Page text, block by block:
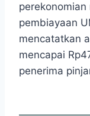
pembiayaan
mencatatkan
mencapai
penerima